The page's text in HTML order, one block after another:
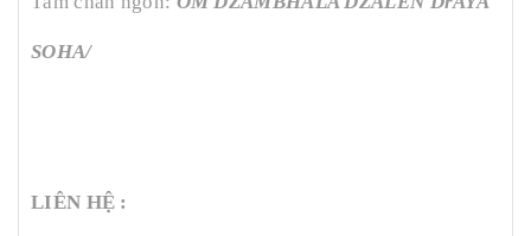
SOHA/
LIÊN HỆ :